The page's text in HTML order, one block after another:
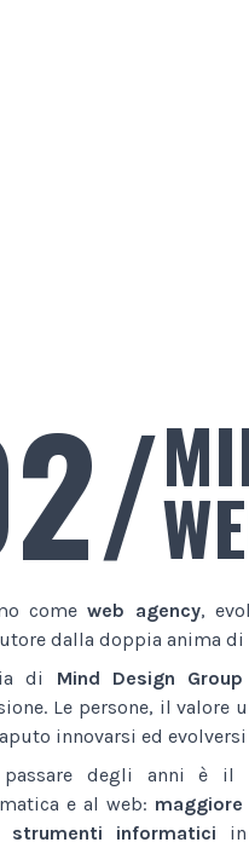
comeweb agency,
dalla doppia anima
di Mind Design Group
Le persone, il valore
innovarsi ed
degli anni è il
e al web:
strumenti informatici